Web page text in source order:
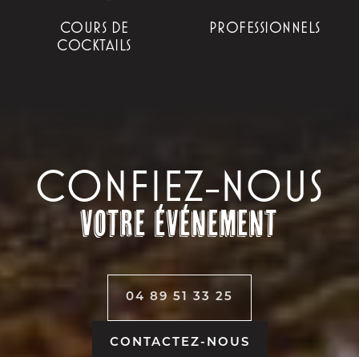
COURS DE
COCKTAILS
PROFESSIONNELS
CONFIEZ-NOUS
votre événement
04 89 51 33 25
CONTACTEZ-NOUS